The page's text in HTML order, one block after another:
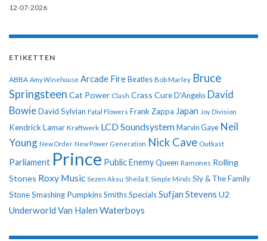
12-07-2026
ETIKETTEN
ABBA Amy Winehouse Arcade Fire Beatles Bob Marley Bruce
Springsteen Cat Power Clash Crass CureD'Angelo David
BowieDavid Sylvian Fatal Flowers Frank Zappa Japan Joy Division
Kendrick Lamar Kraftwerk LCD Soundsystem Marvin Gaye Neil
Young New Order New Power Generation Nick Cave Outkast
Parliament Prince Public EnemyQueen Ramones Rolling
Stones Roxy Music Sezen Aksu Sheila E Simple Minds Sly & The Family
StoneSmashing PumpkinsSmithsSpecialsSufjan Stevens U2
Underworld Van Halen Waterboys